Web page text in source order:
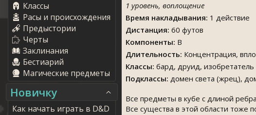
Классы
Расы и происхождения
Предыстории
Черты
Заклинания
Бестиарий
Магические предметы
Новичку
Как начать играть в D&D
1 уровень, воплощение
Время накладывания: 1 действие
Дистанция: 60 футов
Компоненты: В
Длительность: Концентрация,
Классы: бард, друид, изобретатель
Подклассы: домен света (жрец),
Все предметы в кубе с длиной
Все существа в этой области тоже